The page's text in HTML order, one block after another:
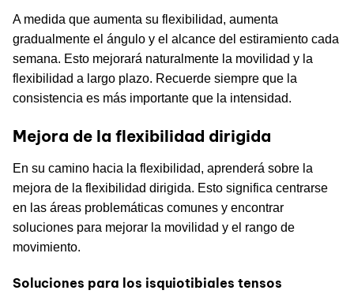
A medida que aumenta su flexibilidad, aumenta
gradualmente el ángulo y el alcance del estiramiento cada
semana. Esto mejorará naturalmente la movilidad y la
flexibilidad a largo plazo. Recuerde siempre que la
consistencia es más importante que la intensidad.
Mejora de la flexibilidad dirigida
En su camino hacia la flexibilidad, aprenderá sobre la
mejora de la flexibilidad dirigida. Esto significa centrarse
en las áreas problemáticas comunes y encontrar
soluciones para mejorar la movilidad y el rango de
movimiento.
Soluciones para los isquiotibiales tensos